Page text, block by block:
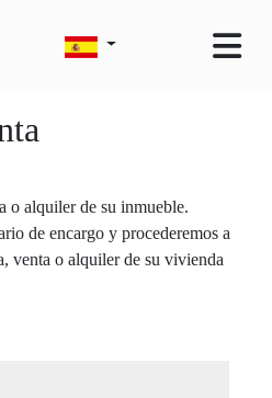
o alquiler de su inmueble.
de encargo y procederemos a
venta o alquiler de su vivienda